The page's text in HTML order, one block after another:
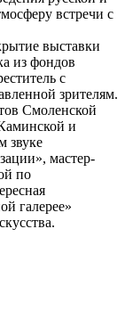
встречи с
выставки
из фондов
с
зрителям.
Смоленской
и
звуке
мастер-
по
галерее»